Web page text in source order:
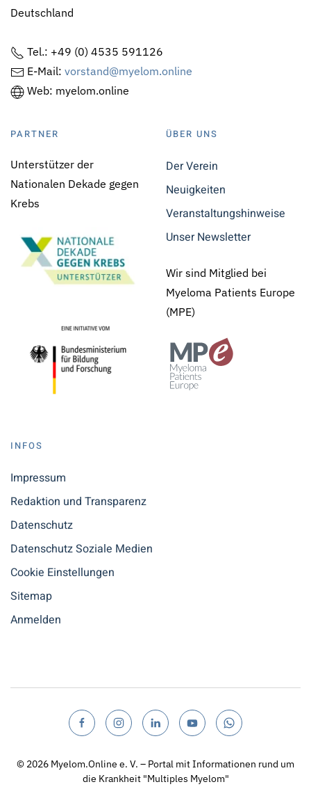
Deutschland
Tel.: +49 (0) 4535 591126
E-Mail: vorstand@myelom.online
Web: myelom.online
PARTNER
Unterstützer der
Nationalen Dekade gegen
Krebs
ÜBER UNS
Der Verein
Neuigkeiten
Veranstaltungshinweise
Unser Newsletter
Wir sind Mitglied bei
Myeloma Patients Europe
(MPE)
INFOS
Impressum
Redaktion und Transparenz
Datenschutz
Datenschutz Soziale Medien
Cookie Einstellungen
Sitemap
Anmelden
© 2026 Myelom.Online e. V. – Portal mit Informationen rund um
die Krankheit "Multiples Myelom"